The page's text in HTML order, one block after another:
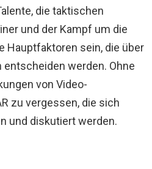
die taktischen
und der Kampf um die
Hauptfaktoren sein, die über
entscheiden werden. Ohne
von Video-
zu vergessen, die sich
und diskutiert werden.